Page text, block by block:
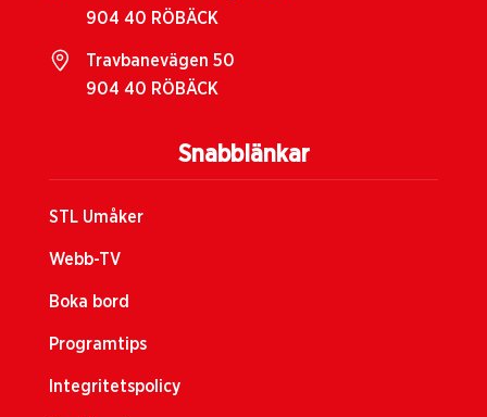
Snabblänkar
STL Umåker
Webb-TV
Boka bord
Programtips
Integritetspolicy
904 40 RÖBÄCK
Travbanevägen 50
904 40 RÖBÄCK